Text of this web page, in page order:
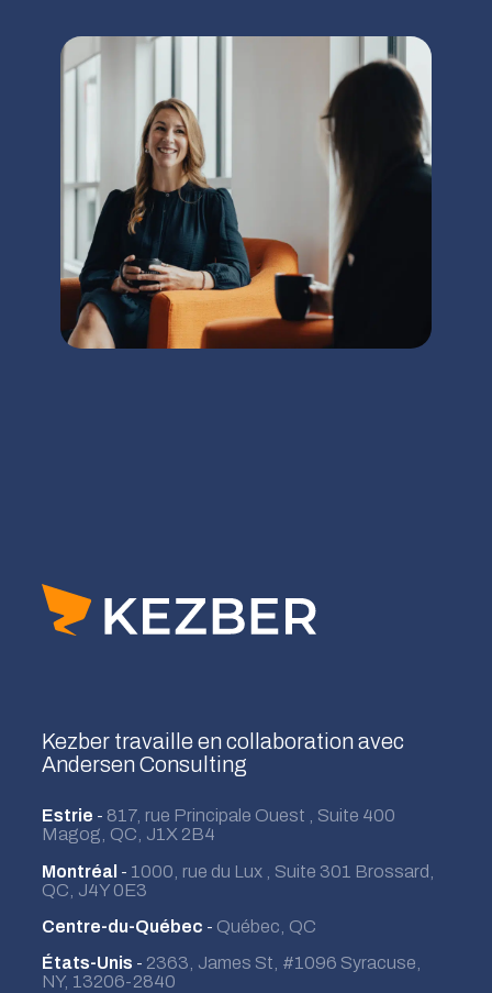
Kezber travaille en collaboration avec
Andersen Consulting
Estrie - 817, rue Principale Ouest , Suite 400
Magog, QC, J1X 2B4
Montréal - 1000, rue du Lux , Suite 301 Brossard,
QC, J4Y 0E3
Centre-du-Québec - Québec, QC
États-Unis - 2363, James St, #1096 Syracuse,
NY, 13206-2840